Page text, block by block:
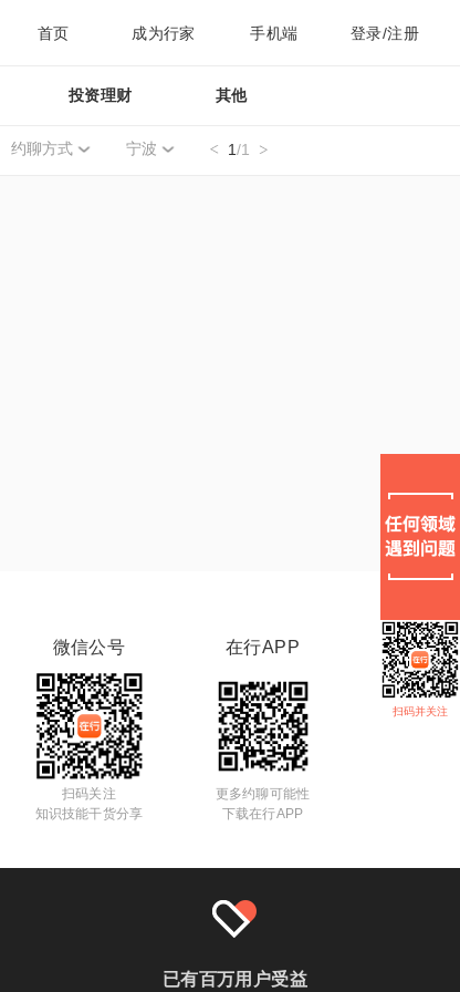
首页 成为行家 手机端 登录/注册
投资理财 其他
约聊方式 宁波 1/1
扫码并关注
微信公号
扫码关注
知识技能干货分享
在行APP
更多约聊可能性
下载在行APP
已有百万用户受益